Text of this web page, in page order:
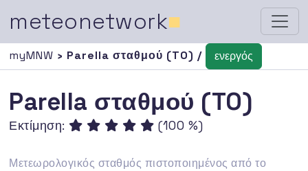
meteonetwork■
myMNW › Parella σταθμού (TO) / ενεργός
Parella σταθμού (TO)
Εκτίμηση: (100 %)
Μετεωρολογικός σταθμός πιστοποιημένος από το